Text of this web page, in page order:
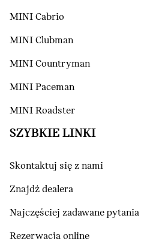
MINI Cabrio
MINI Clubman
MINI Countryman
MINI Paceman
MINI Roadster
SZYBKIE LINKI
Skontaktuj się z nami
Znajdź dealera
Najczęściej zadawane pytania
Rezerwacja online